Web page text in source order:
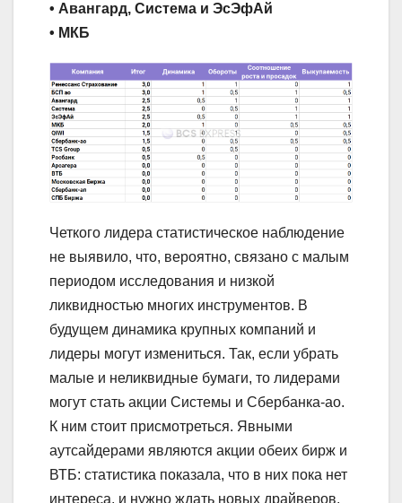
• Авангард, Система и ЭсЭфАй
• МКБ
Четкого лидера статистическое наблюдение
не выявило, что, вероятно, связано с малым
периодом исследования и низкой
ликвидностью многих инструментов. В
будущем динамика крупных компаний и
лидеры могут измениться. Так, если убрать
малые и неликвидные бумаги, то лидерами
могут стать акции Системы и Сбербанка-ао.
К ним стоит присмотреться. Явными
аутсайдерами являются акции обеих бирж и
ВТБ: статистика показала, что в них пока нет
интереса, и нужно ждать новых драйверов.